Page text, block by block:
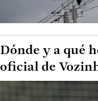
Dónde y a qué
oficial de